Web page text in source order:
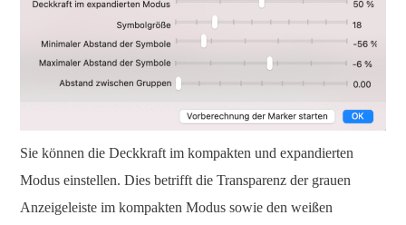
Sie können die Deckkraft im kompakten und expandierten
Modus einstellen. Dies betrifft die Transparenz der grauen
Anzeigeleiste im kompakten Modus sowie den weißen